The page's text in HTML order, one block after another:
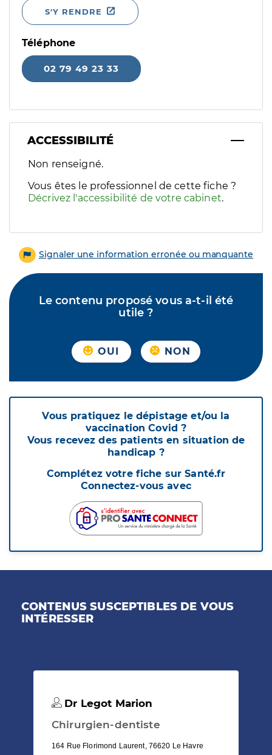
S'Y RENDRE
Téléphone
02 79 49 23 33
ACCESSIBILITÉ
Filtres
Sélectionnez un ou plusieurs handicaps/besoins
Non renseigné.
Vous êtes le professionnel de cette fiche ?
Décrivez l'accessibilité de votre cabinet.
Signaler une information erronée ou manquante
Le contenu proposé vous a-t-il été
utile ?
OUI NON
Vous pratiquez le dépistage et/ou la
vaccination Covid ?
Vous recevez des patients en situation de
handicap ?
Complétez votre fiche sur Santé.fr
Connectez-vous avec
CONTENUS SUSCEPTIBLES DE VOUS
INTÉRESSER
Dr Legot Marion
Chirurgien-dentiste
164 Rue Florimond Laurent, 76620 Le Havre